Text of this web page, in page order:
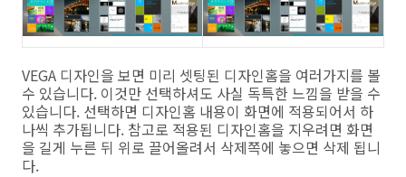
VEGA 디자인을 보면 미리 셋팅된 디자인홈을 여러가지를 볼
수 있습니다. 이것만 선택하셔도 사실 독특한 느낌을 받을 수
있습니다. 선택하면 디자인홈 내용이 화면에 적용되어서 하
나씩 추가됩니다. 참고로 적용된 디자인홈을 지우려면 화면
을 길게 누른 뒤 위로 끌어올려서 삭제쪽에 놓으면 삭제 됩니
다.